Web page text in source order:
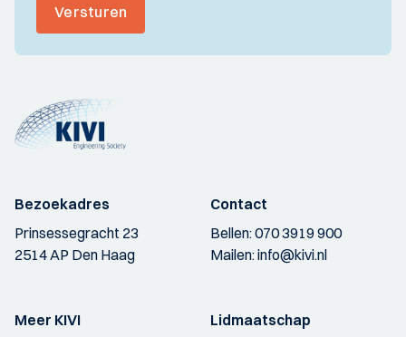
Versturen
Bezoekadres
Prinsessegracht 23
2514 AP Den Haag
Contact
Bellen:070 3919 900
Mailen:info@kivi.nl
Meer KIVI
Lidmaatschap